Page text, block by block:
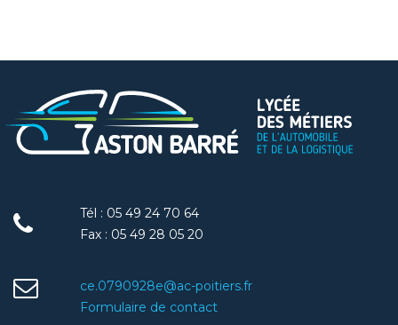
Tél : 05 49 24 70 64
Fax : 05 49 28 05 20
ce.0790928e@ac-poitiers.fr
Formulaire de contact